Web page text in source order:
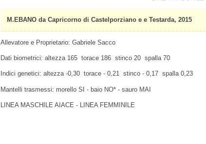
M.EBANO da Capricorno di Castelporziano e e Testarda, 2015
Allevatore e Proprietario: Gabriele Sacco
Dati biometrici: altezza 165 torace 186 stinco 20 spalla 70
Indici genetici: altezza -0,30 torace - 0,21 stinco - 0,17 spalla 0,23
Mantelli trasmessi: morello SI - baio NO* - sauro MAI
LINEA MASCHILE AIACE - LINEA FEMMINILE